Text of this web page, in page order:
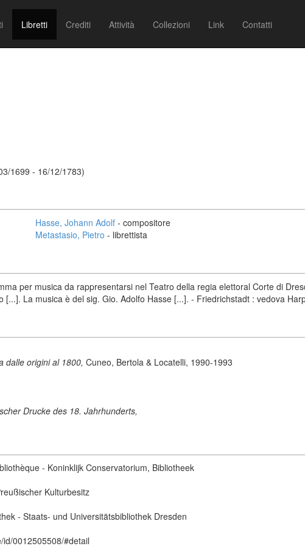
Libretti Crediti Attività Collezioni Link Contatti
1699 - 16/12/1783)
Hasse, Johann Adolf - compositore
Metastasio, Pietro - librettista
per musica da rappresentarsi nel Teatro della regia elettoral Corte di
[...]. La musica è del sig. Gio. Adolfo Hasse [...]. - Friedrichstadt : vedova
dalle origini al 1800, Cuneo, Bertola & Locatelli, 1990-1993
Drucke des 18. Jahrhunderts,
- Koninklijk Conservatorium, Bibliotheek
Kulturbesitz
- Staats- und Universitätsbibliothek Dresden
0012505508/#detail